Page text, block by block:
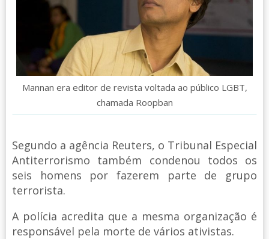
Mannan era editor de revista voltada ao público LGBT,
chamada Roopban
Segundo a agência Reuters, o Tribunal Especial
Antiterrorismo também condenou todos os
seis homens por fazerem parte de grupo
terrorista.
A polícia acredita que a mesma organização é
responsável pela morte de vários ativistas.